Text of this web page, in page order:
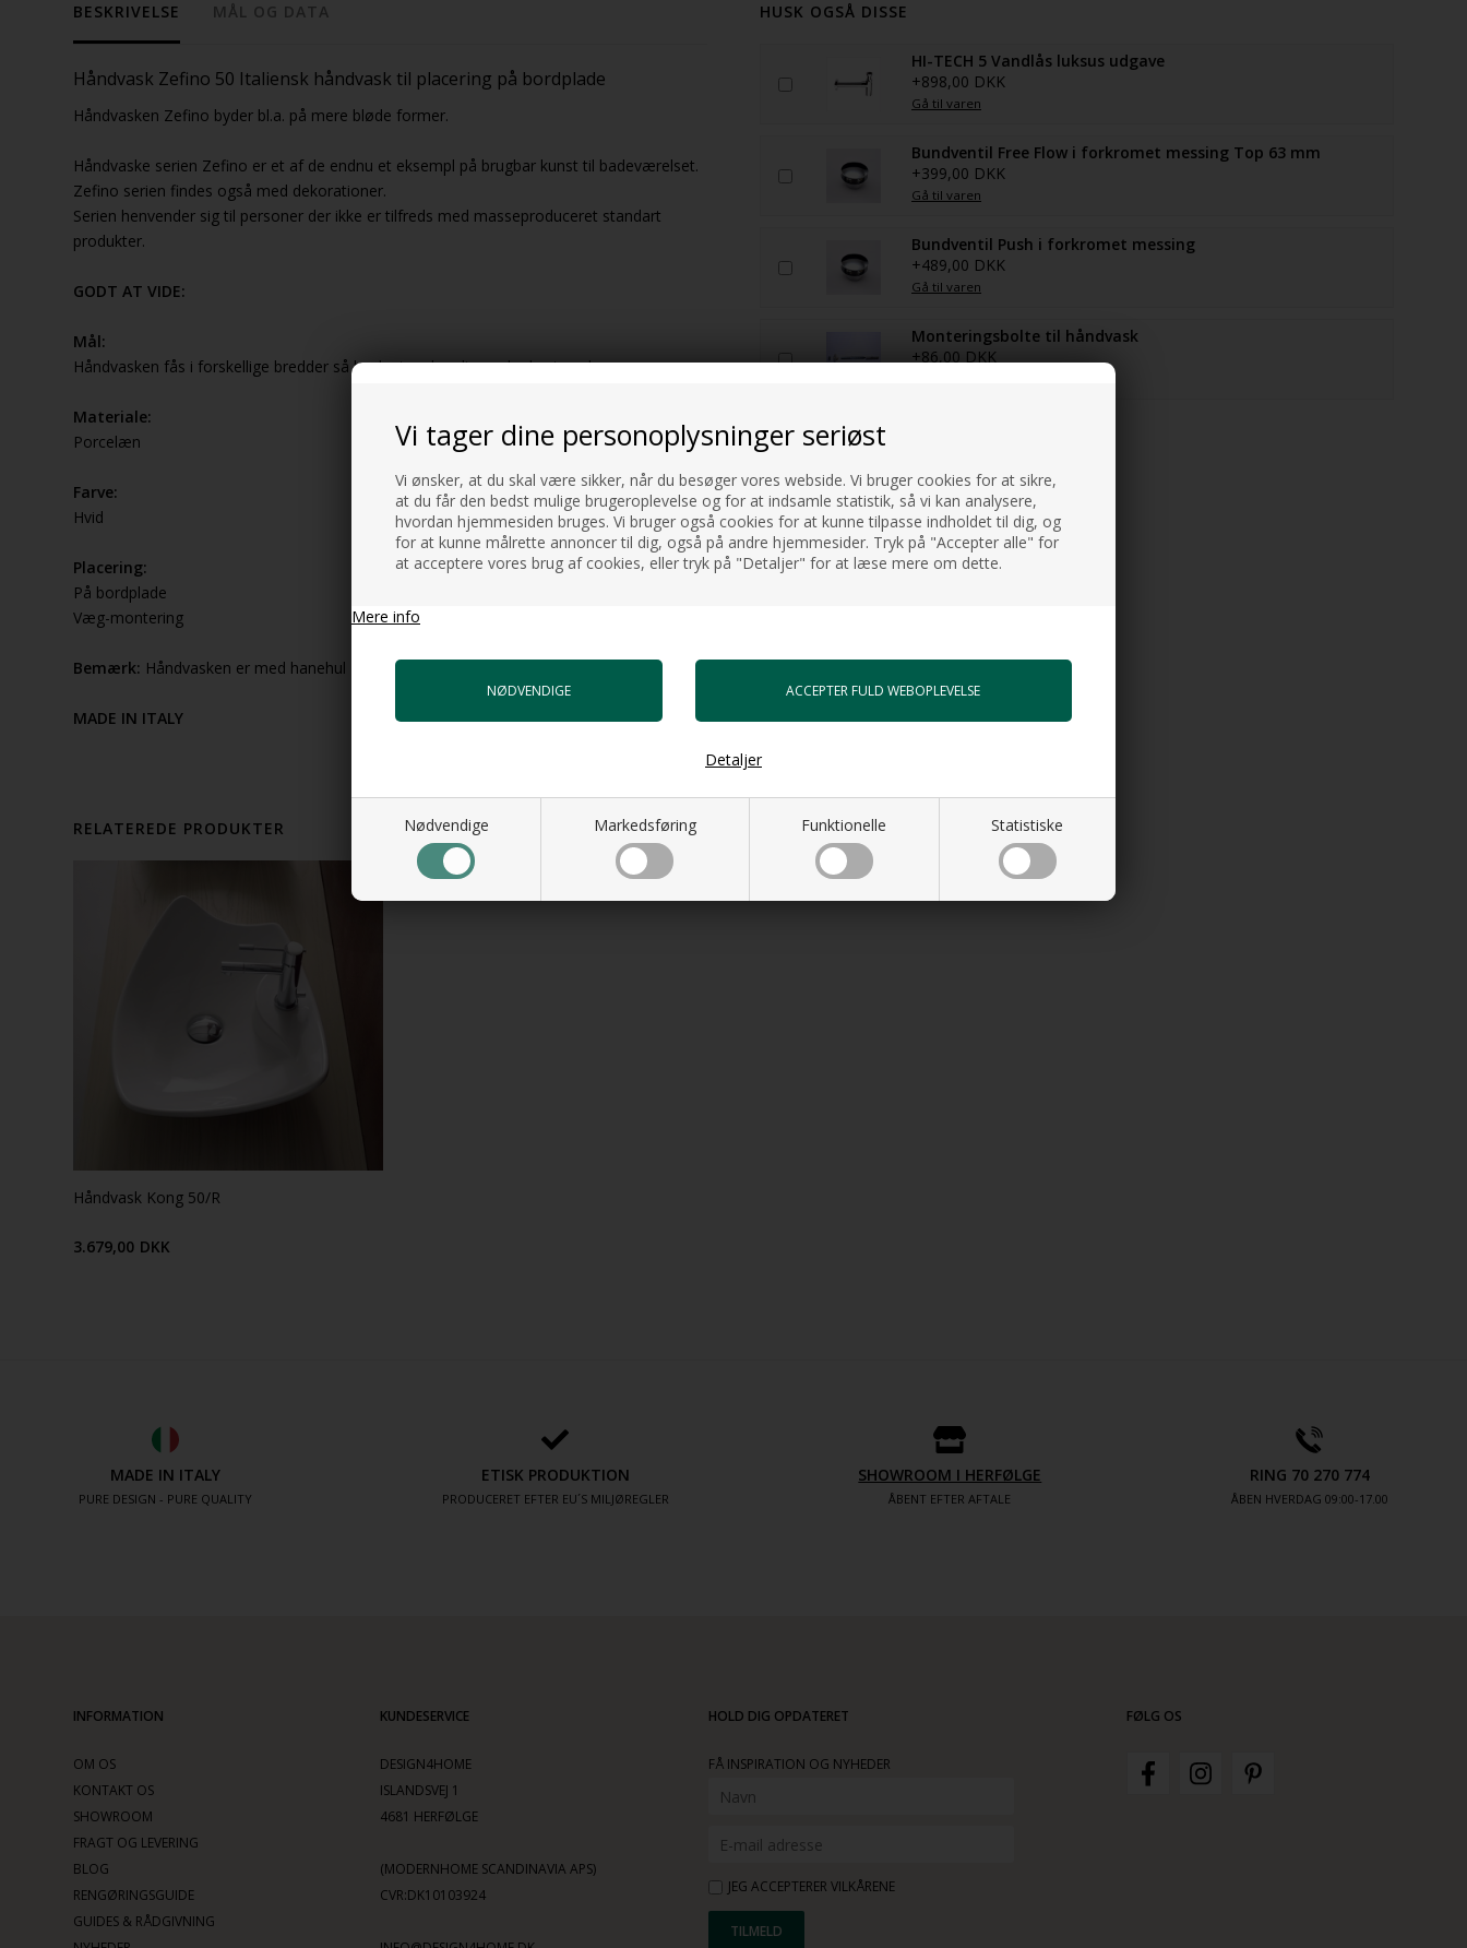
Vi tager dine personoplysninger seriøst
Vi ønsker, at du skal være sikker, når du besøger vores webside. Vi bruger cookies for at sikre,
at du får den bedst mulige brugeroplevelse og for at indsamle statistik, så vi kan analysere,
hvordan hjemmesiden bruges. Vi bruger også cookies for at kunne tilpasse indholdet til dig, og
for at kunne målrette annoncer til dig, også på andre hjemmesider. Tryk på "Accepter alle" for
at acceptere vores brug af cookies, eller tryk på "Detaljer" for at læse mere om dette.
Mere info
Nødvendige Markedsføring Funktionelle Statistiske
Detaljer
BESKRIVELSE MÅL OG DATA
Håndvask Zefino 50 Italiensk håndvask til placering på bordplade
Håndvasken Zefino byder bl.a. på mere bløde former.
Håndvaske serien Zefino er et af de endnu et eksempl på brugbar kunst til badeværelset.
Zefino serien findes også med dekorationer.
Serien henvender sig til personer der ikke er tilfreds med masseproduceret standart
produkter.
GODT AT VIDE:
Mål:
Håndvasken fås i forskellige bredder så husk at vælge din ønskede størrelse
Materiale:
Porcelæn
Farve:
Hvid
Placering:
På bordplade
Væg-montering
Bemærk: Håndvasken er med hanehul
MADE IN ITALY
HUSK OGSÅ DISSE
HI-TECH 5 Vandlås luksus udgave
+898,00 DKK
Gå til varen
Bundventil Free Flow i forkromet messing Top 63 mm
+399,00 DKK
Gå til varen
Bundventil Push i forkromet messing
+489,00 DKK
Gå til varen
Monteringsbolte til håndvask
+86,00 DKK
RELATEREDE PRODUKTER
Håndvask Kong 50/R
3.679,00 DKK
MADE IN ITALY
PURE DESIGN - PURE QUALITY
ETISK PRODUKTION
PRODUCERET EFTER EU´S MILJØREGLER
SHOWROOM I HERFØLGE
ÅBENT EFTER AFTALE
RING 70 270 774
ÅBEN HVERDAG 09:00-17.00
INFORMATION
OM OS
KONTAKT OS
SHOWROOM
FRAGT OG LEVERING
BLOG
RENGØRINGSGUIDE
GUIDES & RÅDGIVNING
KUNDESERVICE
DESIGN4HOME
ISLANDSVEJ 1
4681 HERFØLGE
(MODERNHOME SCANDINAVIA APS)
CVR:DK10103924
HOLD DIG OPDATERET
FÅ INSPIRATION OG NYHEDER
JEG ACCEPTERER VILKÅRENE
FØLG OS